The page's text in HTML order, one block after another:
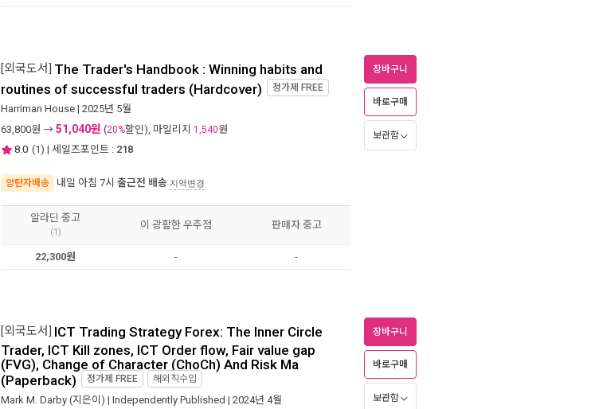
[외국도서] The Trader's Handbook : Winning habits and
routines of successful traders (Hardcover) 정가제 FREE
Harriman House | 2025년 5월
63,800원 → 51,040원 (20%할인), 마일리지 1,540원
8.0 (1) | 세일즈포인트 : 218
양탄자배송 내일 아침 7시 출근전 배송 지역변경
장바구니
바로구매
보관함
알라딘 중고
(1)
이 광활한 우주점 판매자 중고
22,300원 - -
[외국도서] ICT Trading Strategy Forex: The Inner Circle
Trader, ICT Kill zones, ICT Order flow, Fair value gap
(FVG), Change of Character (ChoCh) And Risk Ma
(Paperback)
정가제 FREE 해외직수입
Mark M. Darby (지은이) | Independently Published | 2024년 4월
장바구니
바로구매
보관함